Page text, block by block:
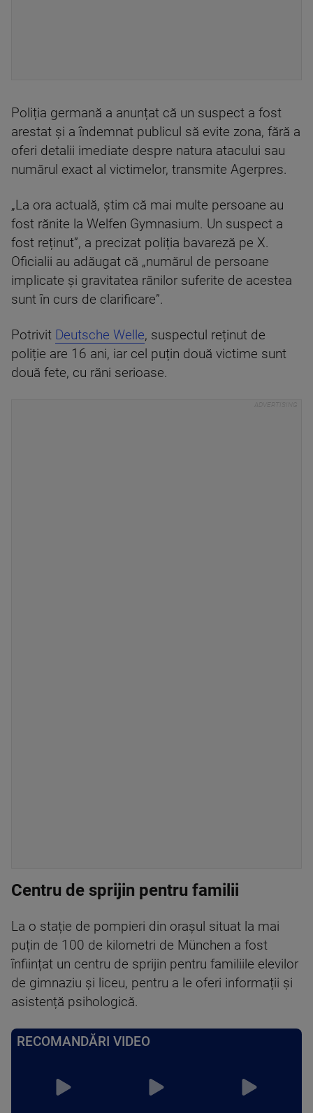
Poliția germană a anunțat că un suspect a fost
arestat și a îndemnat publicul să evite zona, fără a
oferi detalii imediate despre natura atacului sau
numărul exact al victimelor, transmite Agerpres.
„La ora actuală, știm că mai multe persoane au
fost rănite la Welfen Gymnasium. Un suspect a
fost reținut”, a precizat poliția bavareză pe X.
Oficialii au adăugat că „numărul de persoane
implicate și gravitatea rănilor suferite de acestea
sunt în curs de clarificare”.
Potrivit Deutsche Welle, suspectul reținut de
poliție are 16 ani, iar cel puțin două victime sunt
două fete, cu răni serioase.
Centru de sprijin pentru familii
La o stație de pompieri din orașul situat la mai
puțin de 100 de kilometri de München a fost
înființat un centru de sprijin pentru familiile elevilor
de gimnaziu și liceu, pentru a le oferi informații și
asistență psihologică.
RECOMANDĂRI VIDEO